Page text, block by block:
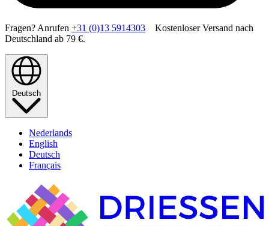
Fragen? Anrufen +31 (0)13 5914303 Kostenloser Versand nach
Deutschland ab 79 €.
Deutsch
Nederlands
English
Deutsch
Français